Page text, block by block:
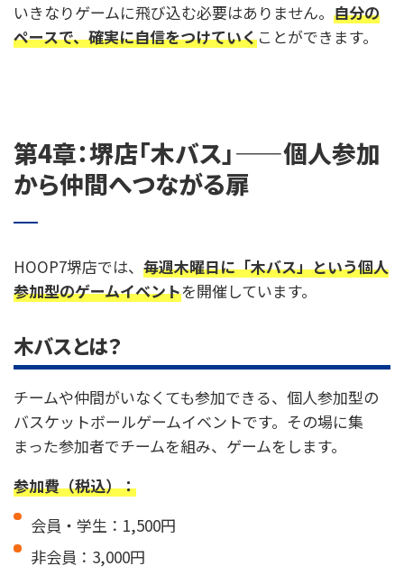
いきなりゲームに飛び込む必要はありません。 自分の
ペースで、確実に自信をつけていくことができます。
第4章：堺店「木バス」——個人参加
から仲間へつながる扉
HOOP7堺店では、 毎週木曜日に「木バス」という個人
参加型のゲームイベントを開催しています。
木バスとは？
チームや仲間がいなくても参加できる、個人参加型の
バスケットボールゲームイベントです。その場に集
まった参加者でチームを組み、ゲームをします。
参加費（税込）：
会員・学生：1,500円
非会員：3,000円